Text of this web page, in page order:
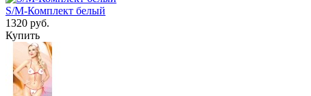
S/M-Комплект белый
1320 руб.
Купить